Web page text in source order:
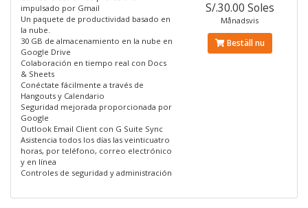
impulsado por Gmail
Un paquete de productividad basado en
la nube.
30 GB de almacenamiento en la nube en
Google Drive
Colaboración en tiempo real con Docs
& Sheets
Conéctate fácilmente a través de
Hangouts y Calendario
Seguridad mejorada proporcionada por
Google
Outlook Email Client con G Suite Sync
Asistencia todos los días las veinticuatro
horas, por teléfono, correo electrónico
y en línea
Controles de seguridad y administración
S/.30.00 Soles
Månadsvis
Beställ nu